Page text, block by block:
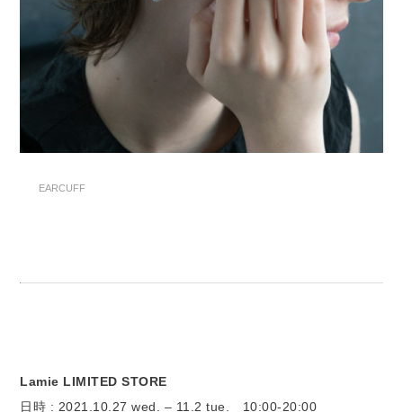
EARCUFF
Lamie LIMITED STORE
日時 : 2021.10.27 wed. – 11.2 tue. 10:00-20:00